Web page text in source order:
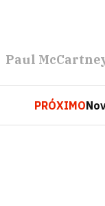
Paul
PRÓXIMO